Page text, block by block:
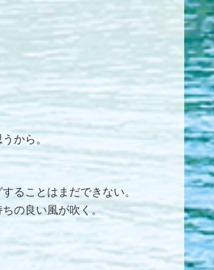
から。
ることはまだできない。
の良い風が吹く。